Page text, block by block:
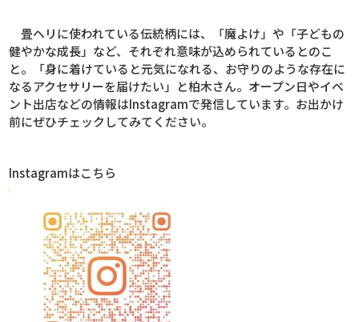
畳ヘリに使われている伝統柄には、「魔よけ」や「子どもの
健やかな成長」など、それぞれ意味が込められているとのこ
と。「身に着けていると元気になれる、お守りのような存在に
なるアクセサリーを届けたい」と柏木さん。オープン日やイベ
ント出店などの情報はInstagramで発信しています。お出かけ
前にぜひチェックしてみてください。
Instagramはこちら